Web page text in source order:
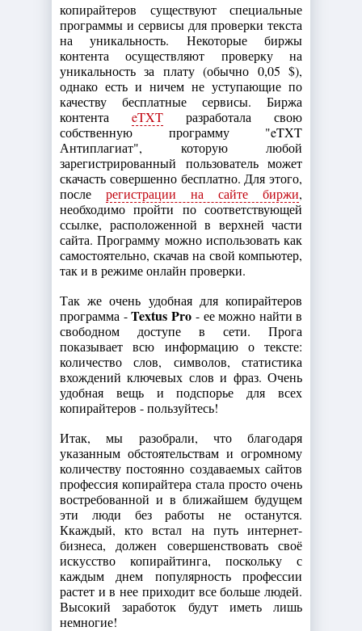
копирайтеров существуют специальные
программы и сервисы для проверки текста
на уникальность. Некоторые биржы
контента осуществляют проверку на
уникальность за плату (обычно 0,05 $),
однако есть и ничем не уступающие по
качеству бесплатные сервисы. Биржа
контента eTXT разработала свою
собственную программу "eTXT
Антиплагиат", которую любой
зарегистрированный пользователь может
скачасть совершенно бесплатно. Для этого,
после регистрации на сайте биржи,
необходимо пройти по соответствующей
ссылке, расположенной в верхней части
сайта. Программу можно использовать как
самостоятельно, скачав на свой компьютер,
так и в режиме онлайн проверки.
Так же очень удобная для копирайтеров
программа -Textus Pro- ее можно найти в
свободном доступе в сети. Прога
показывает всю информацию о тексте:
количество слов, символов, статистика
вхождений ключевых слов и фраз. Очень
удобная вещь и подспорье для всех
копирайтеров - пользуйтесь!
Итак, мы разобрали, что благодаря
указанным обстоятельствам и огромному
количеству постоянно создаваемых сайтов
профессия копирайтера стала просто очень
востребованной и в ближайшем будущем
эти люди без работы не останутся.
Ккаждый, кто встал на путь интернет-
бизнеса, должен совершенствовать своё
искусство копирайтинга, поскольку с
каждым днем популярность профессии
растет и в нее приходит все больше людей.
Высокий заработок будут иметь лишь
немногие!